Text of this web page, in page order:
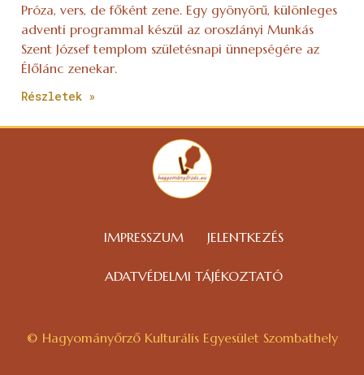
Próza, vers, de főként zene. Egy gyönyörű, különleges
adventi programmal készül az oroszlányi Munkás
Szent József templom születésnapi ünnepségére az
Élőlánc zenekar.
Részletek »
IMPRESSZUM JELENTKEZÉS
ADATVÉDELMI TÁJÉKOZTATÓ
© Hagyományőrző Kulturális Egyesület Szombathely